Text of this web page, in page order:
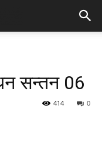
सन्तन 06
0
414